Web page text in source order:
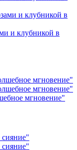
и клубникой в
мгновение"